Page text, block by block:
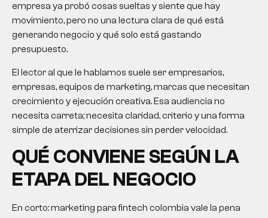
empresa ya probó cosas sueltas y siente que hay
movimiento, pero no una lectura clara de qué está
generando negocio y qué solo está gastando
presupuesto.
El lector al que le hablamos suele ser empresarios,
empresas, equipos de marketing, marcas que necesitan
crecimiento y ejecución creativa. Esa audiencia no
necesita carreta; necesita claridad, criterio y una forma
simple de aterrizar decisiones sin perder velocidad.
QUÉ CONVIENE SEGÚN LA
ETAPA DEL NEGOCIO
En corto:marketing para fintech colombia vale la pena